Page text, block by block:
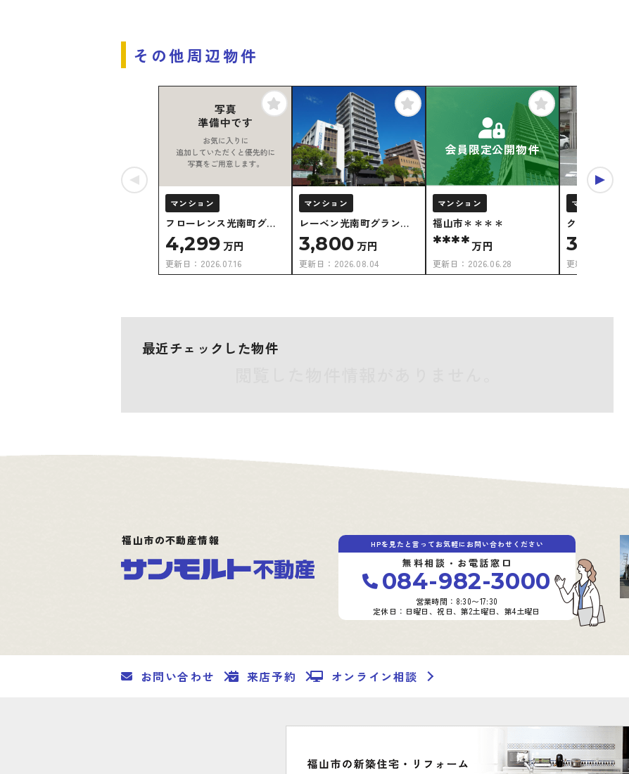
その他周辺物件
マンション
フローレンス光南町グラ
ンドアーク
4,299万円
更新日： 2026.07.16
マンション
レーベン光南町グランド
アベニュー
3,800万円
更新日： 2026.08.04
会員限定公開物件
マンション
福山市＊＊＊＊
****万円
更新日： 2026.06.28
マンション
クラース野上
3,580
更新日：
最近チェックした物件
福山市の不動産情報 HPを見たと言ってお気軽にお問い合わせください
無料相談・お電話窓口
084-982-3000
営業時間：8:30〜17:30
定休日：日曜日、祝日、第2土曜日、第4土曜日
お問い合わせ 来店予約 オンライン相談